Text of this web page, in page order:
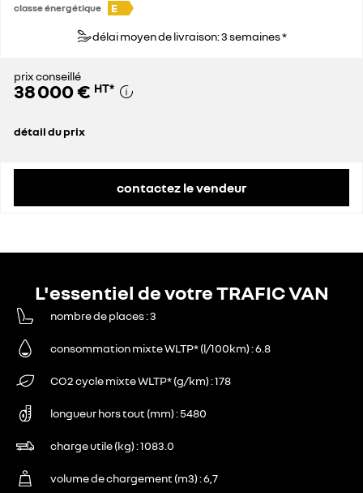
classe énergétique
E
délai moyen de livraison: 3 semaines *
prix conseillé
38 000 € HT*
détail du prix
contactez le vendeur
L'essentiel de votre TRAFIC VAN
nombre de places 3
consommation mixte WLTP* (l/100km) 6.8
CO2 cycle mixte WLTP* (g/km) 178
longueur hors tout (mm) 5480
charge utile (kg) 1083.0
volume de chargement (m3) 6,7